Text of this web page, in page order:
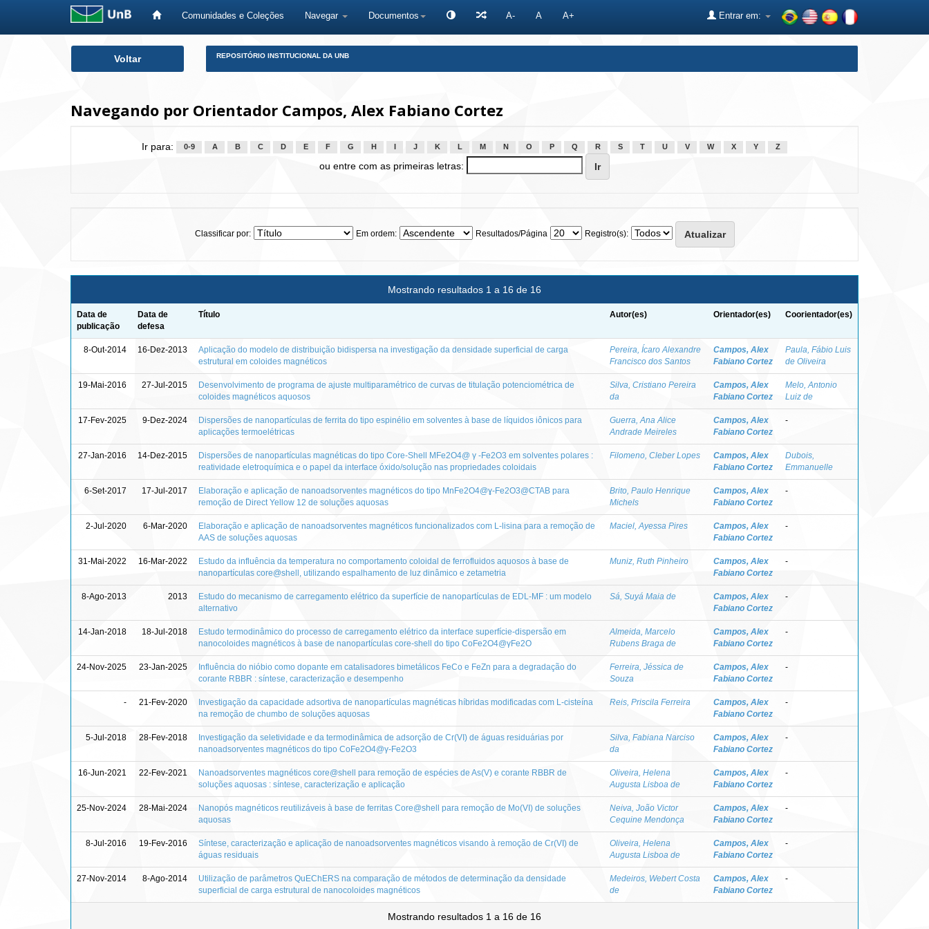
Comunidades e Coleções Navegar Documentos A- A A+ Entrar em:
Voltar REPOSITÓRIO INSTITUCIONAL DA UNB
Navegando por Orientador Campos, Alex Fabiano Cortez
Ir para: 0-9 A B C D E F G H J K L M N O P Q R S T U V W X Y Z
ou entre com as primeiras letras:
Classificar por: Em ordem: Resultados/Página Registro(s):
Mostrando resultados 1 a 16 de 16
Data de
publicação
Data de
defesa
Título Autor(es) Orientador(es) Coorientador(es)
8-Out-2014 16-Dez-2013
Aplicação do modelo de distribuição bidispersa na investigação da densidade superficial de carga
estrutural em coloides magnéticos
Pereira, Ícaro Alexandre
Francisco dos Santos
Campos, Alex
Fabiano Cortez
Paula, Fábio Luis
de Oliveira
19-Mai-2016 27-Jul-2015
Desenvolvimento de programa de ajuste multiparamétrico de curvas de titulação potenciométrica de
coloides magnéticos aquosos
Silva, Cristiano Pereira
da
Campos, Alex
Fabiano Cortez
Melo, Antonio
Luiz de
17-Fev-2025 9-Dez-2024
Dispersões de nanopartículas de ferrita do tipo espinélio em solventes à base de líquidos iônicos para
aplicações termoelétricas
Guerra, Ana Alice
Andrade Meireles
Campos, Alex
Fabiano Cortez
-
27-Jan-2016 14-Dez-2015
Dispersões de nanopartículas magnéticas do tipo Core-Shell MFe2O4@ γ -Fe2O3 em solventes polares :
reatividade eletroquímica e o papel da interface óxido/solução nas propriedades coloidais
Filomeno, Cleber Lopes
Campos, Alex
Fabiano Cortez
Dubois,
Emmanuelle
6-Set-2017 17-Jul-2017
Elaboração e aplicação de nanoadsorventes magnéticos do tipo MnFe2O4@ɣ-Fe2O3@CTAB para
remoção de Direct Yellow 12 de soluções aquosas
Brito, Paulo Henrique
Michels
Campos, Alex
Fabiano Cortez
-
2-Jul-2020 6-Mar-2020
Elaboração e aplicação de nanoadsorventes magnéticos funcionalizados com L-lisina para a remoção de
AAS de soluções aquosas
Maciel, Ayessa Pires
Campos, Alex
Fabiano Cortez
-
31-Mai-2022 16-Mar-2022
Estudo da influência da temperatura no comportamento coloidal de ferrofluidos aquosos à base de
nanopartículas core@shell, utilizando espalhamento de luz dinâmico e zetametria
Muniz, Ruth Pinheiro
Campos, Alex
Fabiano Cortez
-
8-Ago-2013 2013
Estudo do mecanismo de carregamento elétrico da superfície de nanopartículas de EDL-MF : um modelo
alternativo
Sá, Suyá Maia de
Campos, Alex
Fabiano Cortez
-
14-Jan-2018 18-Jul-2018
Estudo termodinâmico do processo de carregamento elétrico da interface superfície-dispersão em
nanocoloides magnéticos à base de nanopartículas core-shell do tipo CoFe2O4@γFe2O
Almeida, Marcelo
Rubens Braga de
Campos, Alex
Fabiano Cortez
-
24-Nov-2025 23-Jan-2025
Influência do nióbio como dopante em catalisadores bimetálicos FeCo e FeZn para a degradação do
corante RBBR : síntese, caracterização e desempenho
Ferreira, Jéssica de
Souza
Campos, Alex
Fabiano Cortez
-
- 21-Fev-2020
Investigação da capacidade adsortiva de nanopartículas magnéticas híbridas modificadas com L-cisteína
na remoção de chumbo de soluções aquosas
Reis, Priscila Ferreira
Campos, Alex
Fabiano Cortez
-
5-Jul-2018 28-Fev-2018
Investigação da seletividade e da termodinâmica de adsorção de Cr(VI) de águas residuárias por
nanoadsorventes magnéticos do tipo CoFe2O4@γ-Fe2O3
Silva, Fabiana Narciso
da
Campos, Alex
Fabiano Cortez
-
16-Jun-2021 22-Fev-2021
Nanoadsorventes magnéticos core@shell para remoção de espécies de As(V) e corante RBBR de
soluções aquosas : síntese, caracterização e aplicação
Oliveira, Helena
Augusta Lisboa de
Campos, Alex
Fabiano Cortez
-
25-Nov-2024 28-Mai-2024
Nanopós magnéticos reutilizáveis à base de ferritas Core@shell para remoção de Mo(VI) de soluções
aquosas
Neiva, João Victor
Cequine Mendonça
Campos, Alex
Fabiano Cortez
-
8-Jul-2016 19-Fev-2016
Síntese, caracterização e aplicação de nanoadsorventes magnéticos visando à remoção de Cr(VI) de
águas residuais
Oliveira, Helena
Augusta Lisboa de
Campos, Alex
Fabiano Cortez
-
27-Nov-2014 8-Ago-2014
Utilização de parâmetros QuEChERS na comparação de métodos de determinação da densidade
superficial de carga estrutural de nanocoloides magnéticos
Medeiros, Webert Costa
de
Campos, Alex
Fabiano Cortez
-
Mostrando resultados 1 a 16 de 16